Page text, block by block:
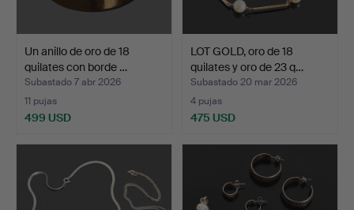
Un anillo de oro de 18
quilates con borde …
Subastado 7 abr 2026
11 pujas
499 USD
LOT GOLD, oro de 18
quilates y oro de 23 q…
Subastado 20 mar 2026
4 pujas
475 USD